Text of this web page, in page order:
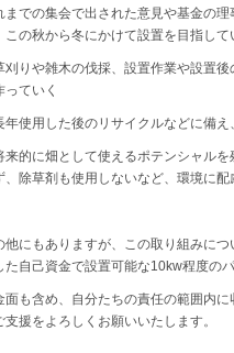
までの集会で出された意見や基金の
この秋から冬にかけて設置を目指して
刈りや雑木の伐採、設置作業や設置
っていく
年使用した後のリサイクルなどに備
来的に畑として使えるポテンシャル
、除草剤も使用しないなど、環境に配
他にもありますが、この取り組みに
た自己資金で設置可能な10kw程度の
面も含め、自分たちの責任の範囲内
支援をよろしくお願いいたします。